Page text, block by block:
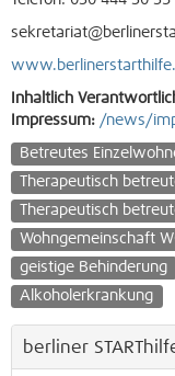
Inhaltlich
Impressum: /news/
Betreutes
Therapeutisch
Therapeutisch
Wohngemeinschaft
geistige Behinderung
Alkoholerkrankung
berliner